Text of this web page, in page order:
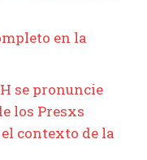
en la
se pronuncie
los Presxs
contexto de la